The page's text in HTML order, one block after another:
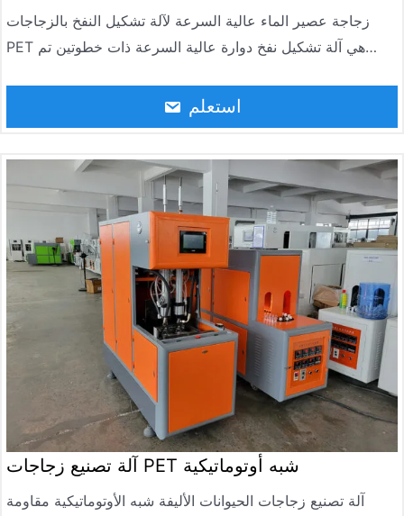
زجاجة عصير الماء عالية السرعة لآلة تشكيل النفخ بالزجاجات
PET هي آلة تشكيل نفخ دوارة عالية السرعة ذات خطوتين تم
أحدث تقنيات صناعة الزجاجات في العالم. تتكون الآلة من آلة
تشكيل نفخ دوارية من الأنبوب الرئيسي، وفرن تدفئة، وناقل تغذية
بأكملها بمزايا الأتمتة العالية، والأداء المستقر والموثوق، وكفاءة
الإنتاج العالية، وتكلفة الإنتاج المنخفضة.
استعلم
آلة تصنيع زجاجات PET شبه أوتوماتيكية
آلة تصنيع زجاجات الحيوانات الأليفة شبه الأوتوماتيكية مقاومة